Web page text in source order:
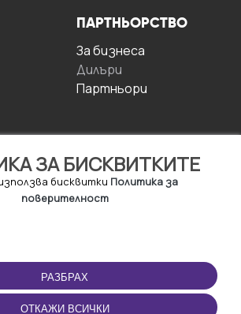
ЗА БИСКВИТКИТЕ
бисквитки Политика за
поверителност
РАЗБРАХ
ОТКАЖИ ВСИЧКИ
ПАРТНЬОРСТВО
За бизнесa
Дилъри
Партньори
за
ПРИЛОЖЕНИЕТО